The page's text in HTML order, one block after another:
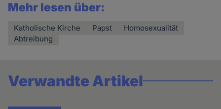
Mehr lesen über:
Katholische Kirche Papst
Homosexualität
Abtreibung
Verwandte Artikel